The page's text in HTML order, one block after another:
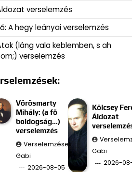
verselemzés
A hegy leányai verselemzés
(láng vala keblemben, s ah
verselemzés
Vörösmarty
Mihály: (a fő
boldogság…)
verselemzés
Verselemzések
Gabi
2026-08-05
Kölcsey
Áldozat
Gabi
2026-